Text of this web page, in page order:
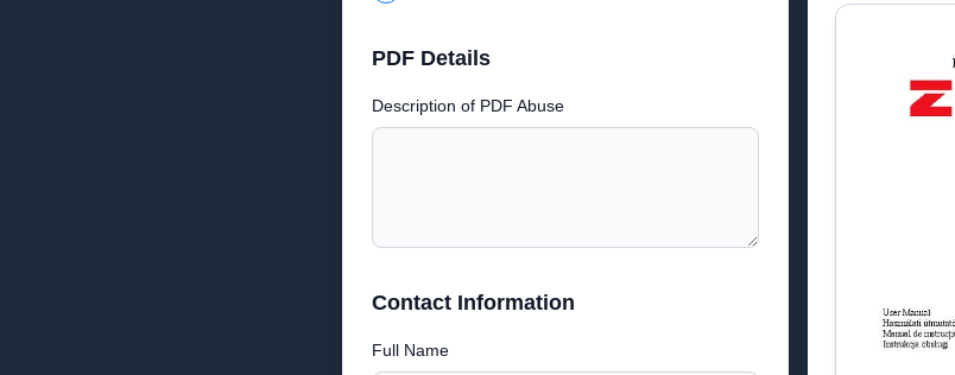
PDF Details
Description of PDF Abuse
Contact Information
Full Name